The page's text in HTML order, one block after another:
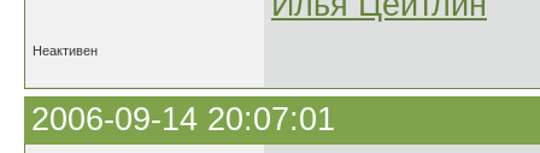
Неактивен
2006-09-14 20:07:01